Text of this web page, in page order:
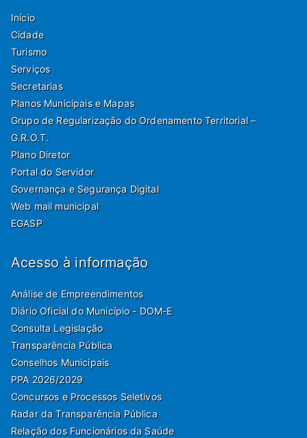
Início
Cidade
Turismo
Serviços
Secretarias
Planos Municipais e Mapas
Grupo de Regularização do Ordenamento Territorial –
G.R.O.T.
Plano Diretor
Portal do Servidor
Governança e Segurança Digital
Web mail municipal
EGASP
Acesso à informação
Análise de Empreendimentos
Diário Oficial do Município - DOM-E
Consulta Legislação
Transparência Pública
Conselhos Municipais
PPA 2026/2029
Concursos e Processos Seletivos
Radar da Transparência Pública
Relação dos Funcionários da Saúde